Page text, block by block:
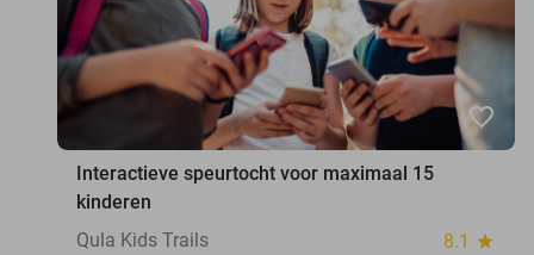
favorite_border
Interactieve speurtocht voor maximaal 15
kinderen
Qula Kids Trails
8.1 star